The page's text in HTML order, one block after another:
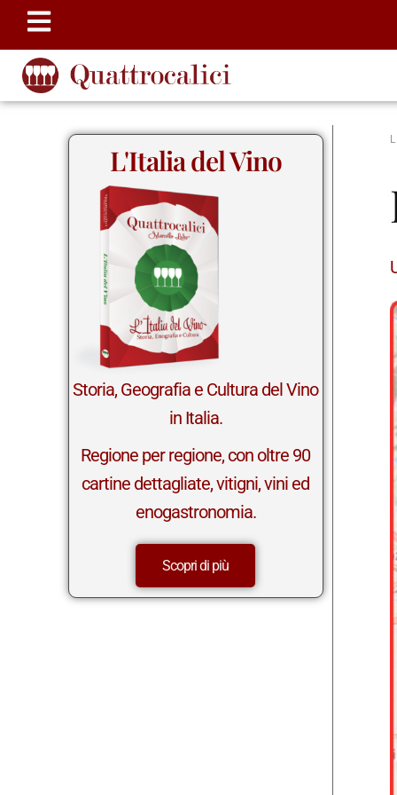
L'Italia del Vino
Storia, Geografia e Cultura del Vino
in Italia.
Regione per regione, con oltre 90
cartine dettagliate, vitigni, vini ed
enogastronomia.
Scopri di più